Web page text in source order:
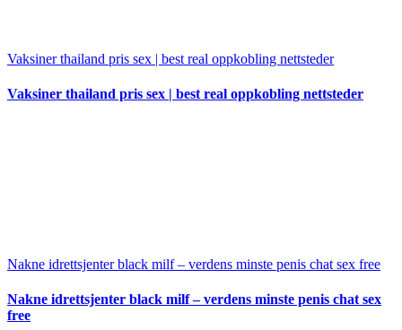
Vaksiner thailand pris sex | best real oppkobling nettsteder
Vaksiner thailand pris sex | best real oppkobling nettsteder
Nakne idrettsjenter black milf – verdens minste penis chat sex free
Nakne idrettsjenter black milf – verdens minste penis chat sex
free